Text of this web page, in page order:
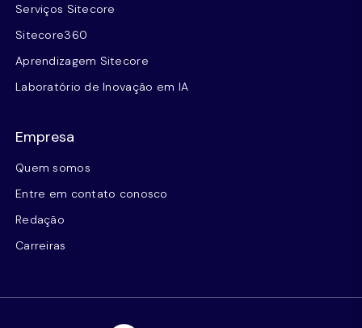
Serviços Sitecore
Sitecore360
Aprendizagem Sitecore
Laboratório de Inovação em IA
Empresa
Quem somos
Entre em contato conosco
Redação
Carreiras